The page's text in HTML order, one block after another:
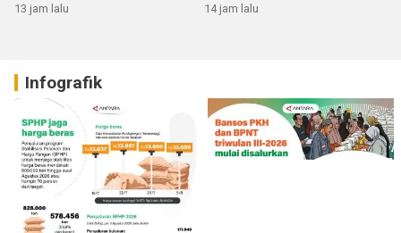
13 jam lalu 14 jam lalu
Infografik